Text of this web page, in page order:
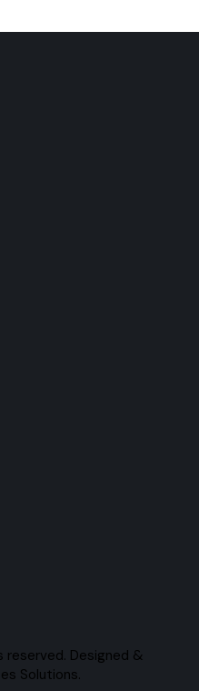
reserved. Designed &
Solutions.